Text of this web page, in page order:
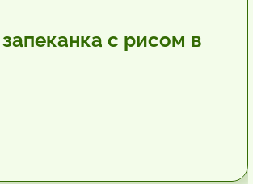
с рисом в